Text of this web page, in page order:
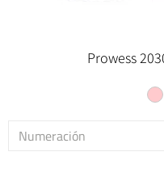
Prowess